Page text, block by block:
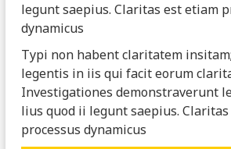
legunt saepius. Claritas est etiam
dynamicus
Typi non habent claritatem
legentis in iis qui facit eorum
Investigationes demonstraverunt
lius quod ii legunt saepius.
processus dynamicus